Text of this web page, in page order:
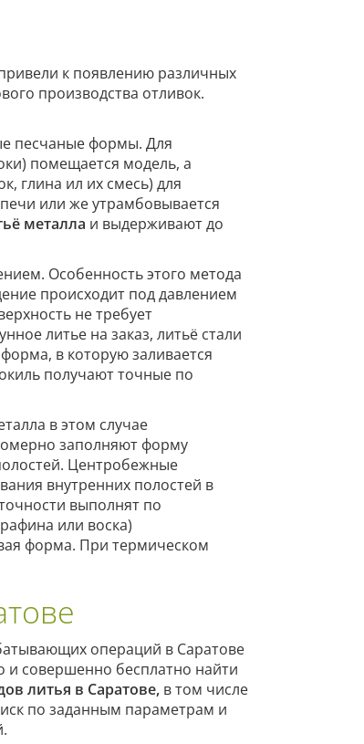
к появлению различных
производства отливок.
песчаные формы. Для
помещается модель, а
глина ил их смесь) для
или же утрамбовывается
металла и выдерживают до
Особенность этого метода
происходит под давлением
не требует
литье на заказ, литьё стали
в которую заливается
получают точные по
в этом случае
заполняют форму
Центробежные
внутренних полостей в
выполнят по
или воска)
форма. При термическом
операций в Саратове
совершенно бесплатно найти
литья в Саратове, в том числе
по заданным параметрам и